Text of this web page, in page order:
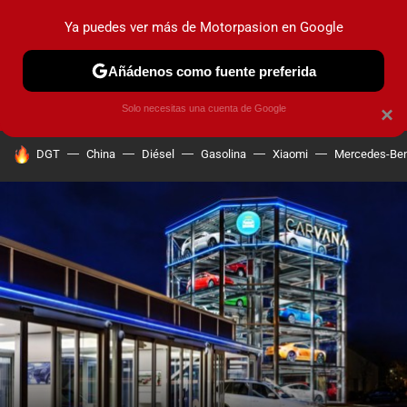
PRUEBAS COCHES ELÉCTRICOS OBSERVATORIO
HOY SE HABLA DE
DGT China Diésel Gasolina Xiaomi Mercedes-
×
Ya puedes ver más de Motorpasion en Google
Añádenos como fuente preferida
Solo necesitas una cuenta de Google